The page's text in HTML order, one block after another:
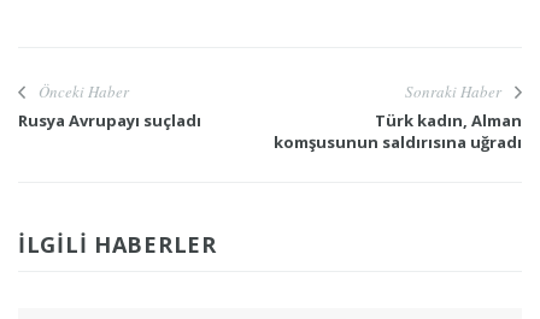
Önceki Haber
Rusya Avrupayı suçladı
Sonraki Haber
Türk kadın, Alman
komşusunun saldırısına uğradı
İLGILI HABERLER